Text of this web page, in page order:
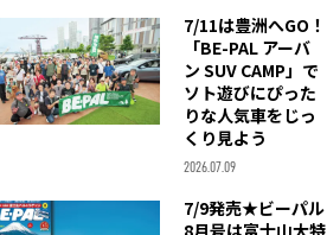
7/11は豊洲へGO！
「BE-PAL アーバ
ン SUV CAMP」で
ソト遊びにぴった
りな人気車をじっ
くり見よう
2026.07.09
7/9発売★ビーパル
8月号は富士山大特